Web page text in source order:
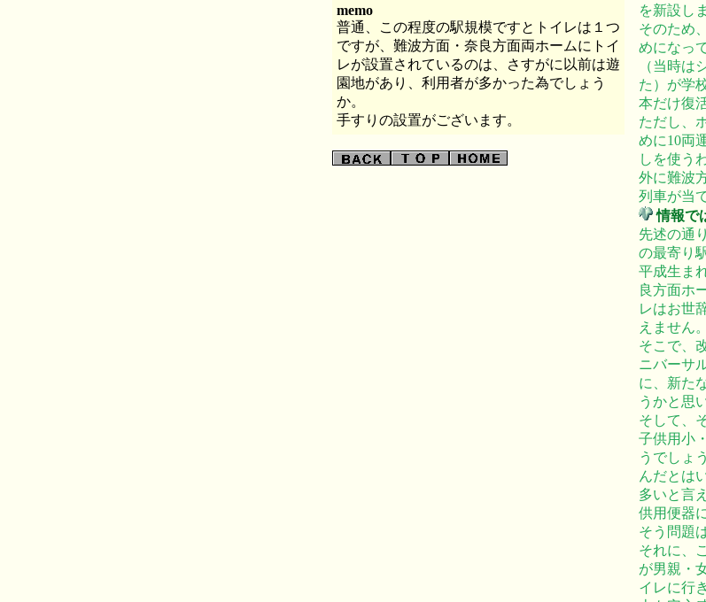
memo
普通、この程度の駅規模ですとトイレは１つ
ですが、難波方面・奈良方面両ホームにトイ
レが設置されているのは、さすがに以前は遊
園地があり、利用者が多かった為でしょう
か。
手すりの設置がございます。
を新設し
そのため
めになっ
（当時は
た）が学
本だけ復
ただし、
めに10両
しを使う
外に難波
列車が当
情報で
先述の通
の最寄り
平成生ま
良方面ホ
レはお世
えません。
そこで、
ニバーサ
に、新た
うかと思
そして、
子供用小
うでしょ
んだとは
多いと言
供用便器
そう問題
それに、
が男親・
イレに行